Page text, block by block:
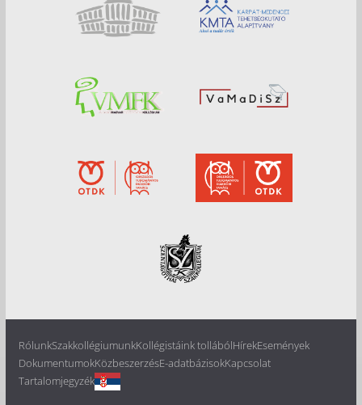
RólunkSzakkollégiumunkKollégistáink tollábólHírekEsemények
DokumentumokKözbeszerzésE-adatbázisokKapcsolat
Tartalomjegyzék